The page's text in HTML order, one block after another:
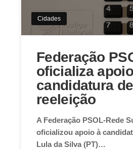
Cidades
Federação
oficializa
candidatura
reeleição
A Federação PSOL-Rede
oficializou apoio à
Lula da Silva (PT)…